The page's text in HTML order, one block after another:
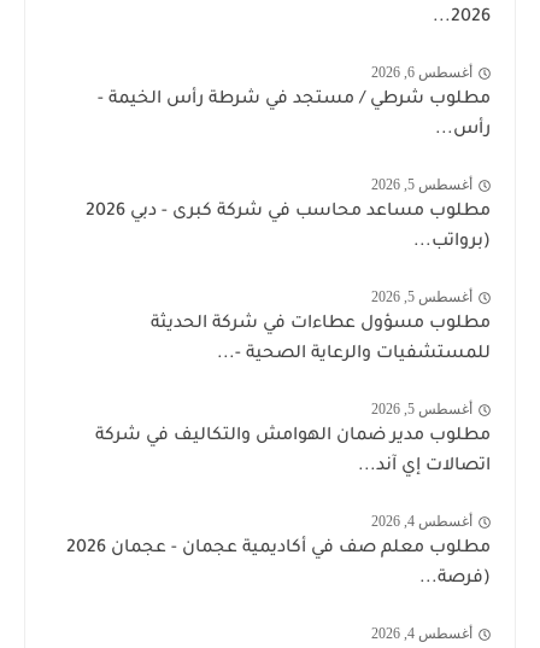
2026...
أغسطس 6, 2026
مطلوب شرطي / مستجد في شرطة رأس الخيمة -
رأس...
أغسطس 5, 2026
مطلوب مساعد محاسب في شركة كبرى - دبي 2026
(برواتب...
أغسطس 5, 2026
مطلوب مسؤول عطاءات في شركة الحديثة
للمستشفيات والرعاية الصحية -...
أغسطس 5, 2026
مطلوب مدير ضمان الهوامش والتكاليف في شركة
اتصالات إي آند...
أغسطس 4, 2026
مطلوب معلم صف في أكاديمية عجمان - عجمان 2026
(فرصة...
أغسطس 4, 2026